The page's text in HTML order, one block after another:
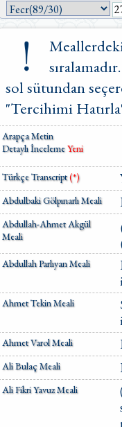
sol sütundan
"Tercihimi
Arapça Metin
Detaylı İncelemeYeni
Türkçe Transcript(*)
Abdulbaki Gölpınarlı Meali
Abdullah-Ahmet Akgül
Meali
Abdullah Parlıyan Meali
Ahmet Tekin Meali
Ahmet Varol Meali
Ali Bulaç Meali
Ali Fikri Yavuz Meali